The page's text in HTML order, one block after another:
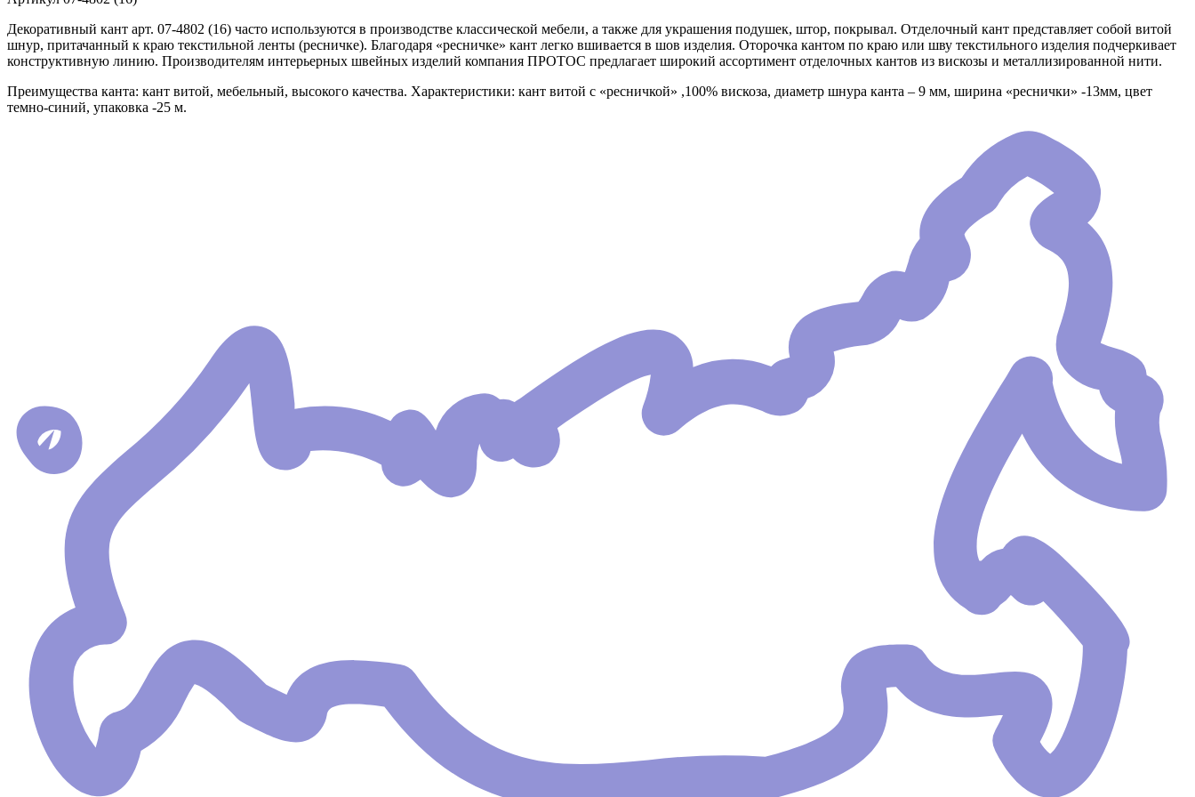
Декоративный кант арт. 07-4802 (16) часто используются в производстве классической мебели, а также для украшения подушек, штор, покрывал. Отделочный кант представляет собой витой
шнур, притачанный к краю текстильной ленты (ресничке). Благодаря «ресничке» кант легко вшивается в шов изделия. Оторочка кантом по краю или шву текстильного изделия подчеркивает
конструктивную линию. Производителям интерьерных швейных изделий компания ПРОТОС предлагает широкий ассортимент отделочных кантов из вискозы и металлизированной нити.
Преимущества канта: кант витой, мебельный, высокого качества. Характеристики: кант витой с «ресничкой» ,100% вискоза, диаметр шнура канта – 9 мм, ширина «реснички» -13мм, цвет
темно-синий, упаковка -25 м.